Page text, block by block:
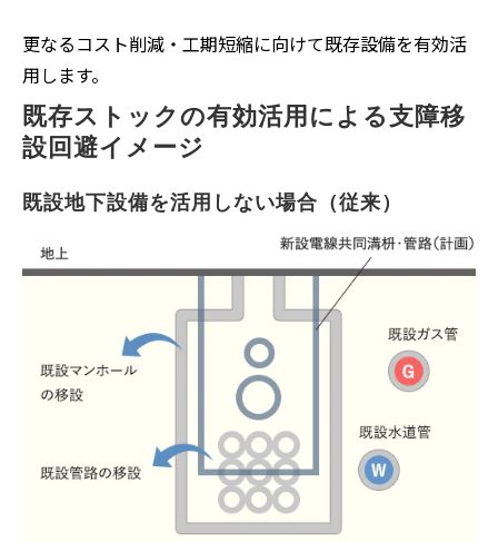
更なるコスト削減・工期短縮に向けて既存設備を有効活
用します。
既存ストックの有効活用による支障移
設回避イメージ
既設地下設備を活用しない場合（従来）